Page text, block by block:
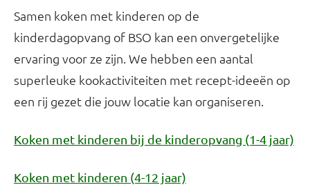
Samen koken met kinderen op de
kinderdagopvang of BSO kan een onvergetelijke
ervaring voor ze zijn. We hebben een aantal
superleuke kookactiviteiten met recept-ideeën op
een rij gezet die jouw locatie kan organiseren.
Koken met kinderen bij de kinderopvang (1-4 jaar)
Koken met kinderen (4-12 jaar)